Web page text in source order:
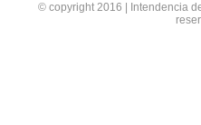
© copyright 2016 | Intendencia